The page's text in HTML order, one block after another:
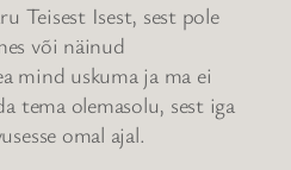
Teisest Isest, sest pole
või näinud
mind uskuma ja ma ei
tema olemasolu, sest iga
omal ajal.